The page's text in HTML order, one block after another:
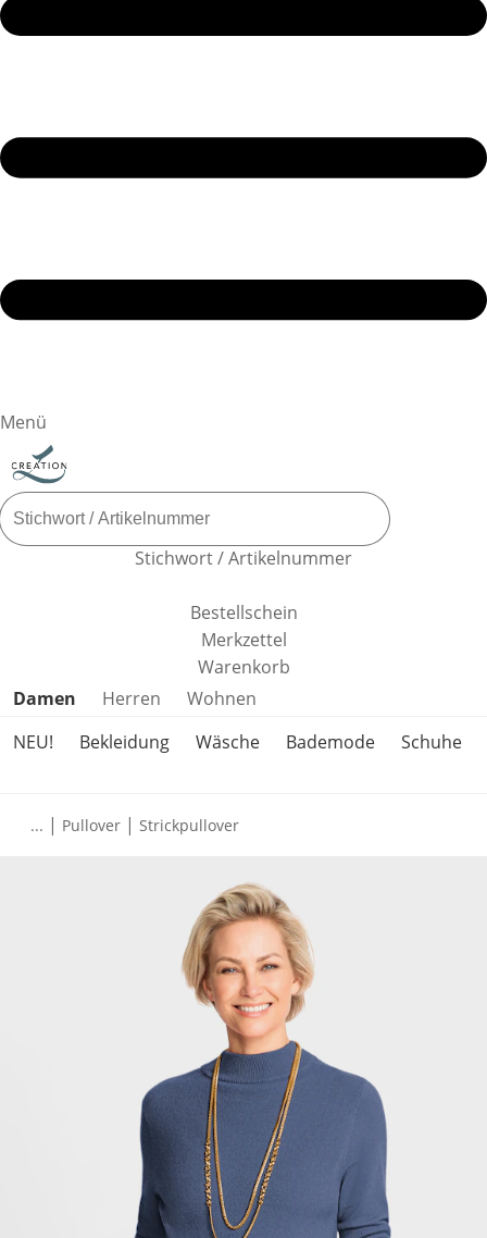
Menü
Stichwort / Artikelnummer
Bestellschein
Merkzettel
Warenkorb
Produktkategorien überspringen
Damen Herren
Wohnen
NEU!
Bekleidung Wäsche Bademode Schuhe
... | Pullover | Strickpullover